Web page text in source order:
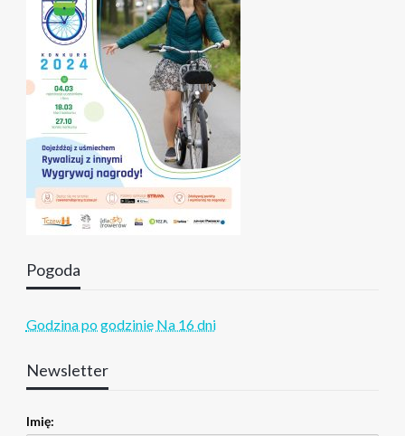
Pogoda
Godzina po godzinie Na 16 dni
Newsletter
Imię: